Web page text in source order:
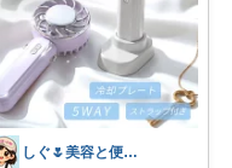
しぐ🌷美容と便利な小物🍀